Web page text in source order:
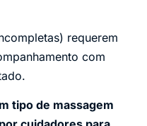
requerem
com
tipo de massagem